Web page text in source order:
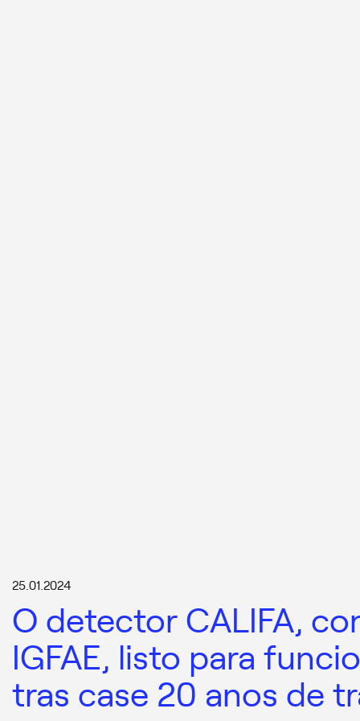
25.01.2024
O detector CALIFA,
IGFAE, listo para
tras case 20 anos de